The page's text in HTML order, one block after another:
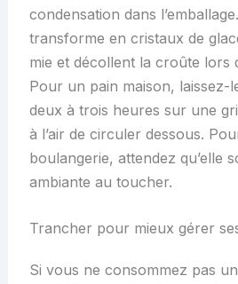
condensation dans
transforme en cristaux de
mie et décollent la croûte lors
Pour un pain maison, laissez-
deux à trois heures sur une
à l’air de circuler dessous.
boulangerie, attendez qu’elle
ambiante au toucher.
Trancher pour mieux gérer
Si vous ne consommez pas